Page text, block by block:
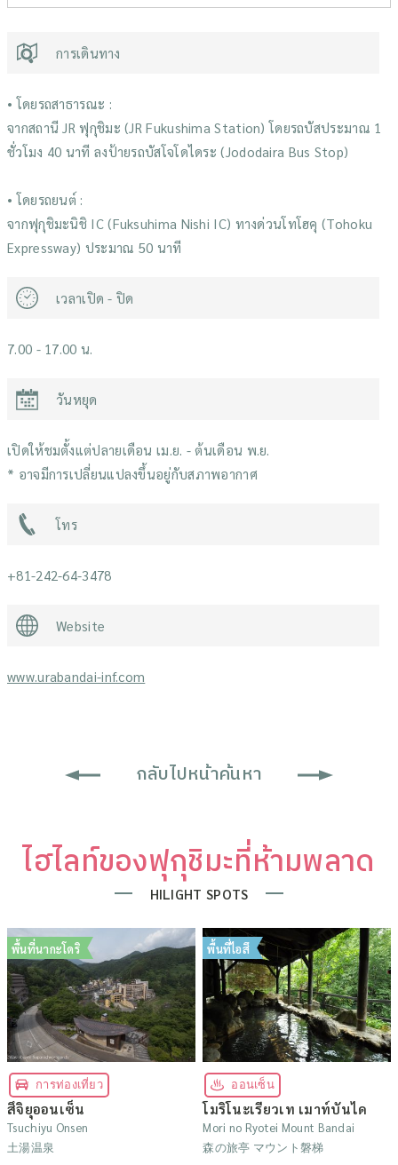
การเดินทาง
• โดยรถสาธารณะ :
จากสถานี JR ฟุกุชิมะ (JR Fukushima Station) โดยรถบัสประมาณ 1
ชั่วโมง 40 นาที ลงป้ายรถบัสโจโดไดระ (Jododaira Bus Stop)
• โดยรถยนต์ :
จากฟุกุชิมะนิชิ IC (Fuksuhima Nishi IC) ทางด่วนโทโฮคุ (Tohoku
Expressway) ประมาณ 50 นาที
เวลาเปิด - ปิด
7.00 - 17.00 น.
วันหยุด
เปิดให้ชมตั้งแต่ปลายเดือน เม.ย. - ต้นเดือน พ.ย.
* อาจมีการเปลี่ยนแปลงขึ้นอยู่กับสภาพอากาศ
โทร
+81-242-64-3478
Website
www.urabandai-inf.com
กลับไปหน้าค้นหา
ไฮไลท์ของฟุกุชิมะที่ห้ามพลาด
HILIGHT SPOTS
พื้นที่นากะโดริ
การท่องเที่ยว
สึจิยุออนเซ็น
Tsuchiyu Onsen
土湯温泉
พื้นที่ไอสึ
ออนเซ็น
โมริโนะเรียวเท เมาท์บันได
Mori no Ryotei Mount Bandai
森の旅亭 マウント磐梯